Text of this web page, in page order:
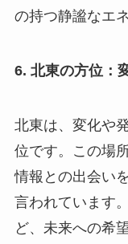
の持つ静謐なエ
6. 北東の方位：
北東は、変化や
位です。この場
情報との出会い
言われています
ど、未来への希